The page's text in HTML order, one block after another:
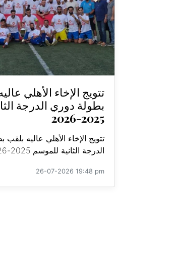
تتويج الإخاء الأهلي
بطولة دوري الدرجة
2025-2026
تتويج الإخاء الأهلي عاليه
الدرجة الثانية للموسم 2025-2026 ...
26-07-2026 19:48 pm